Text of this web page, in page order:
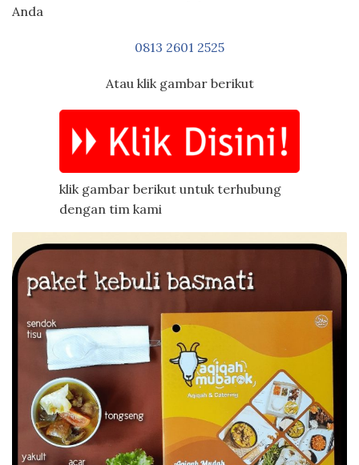
Anda
0813 2601 2525
Atau klik gambar berikut
klik gambar berikut untuk terhubung
dengan tim kami